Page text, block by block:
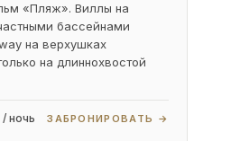
«Пляж». Виллы на
бассейнами
на верхушках
на длиннохвостой
ночь ЗАБРОНИРОВАТЬ →